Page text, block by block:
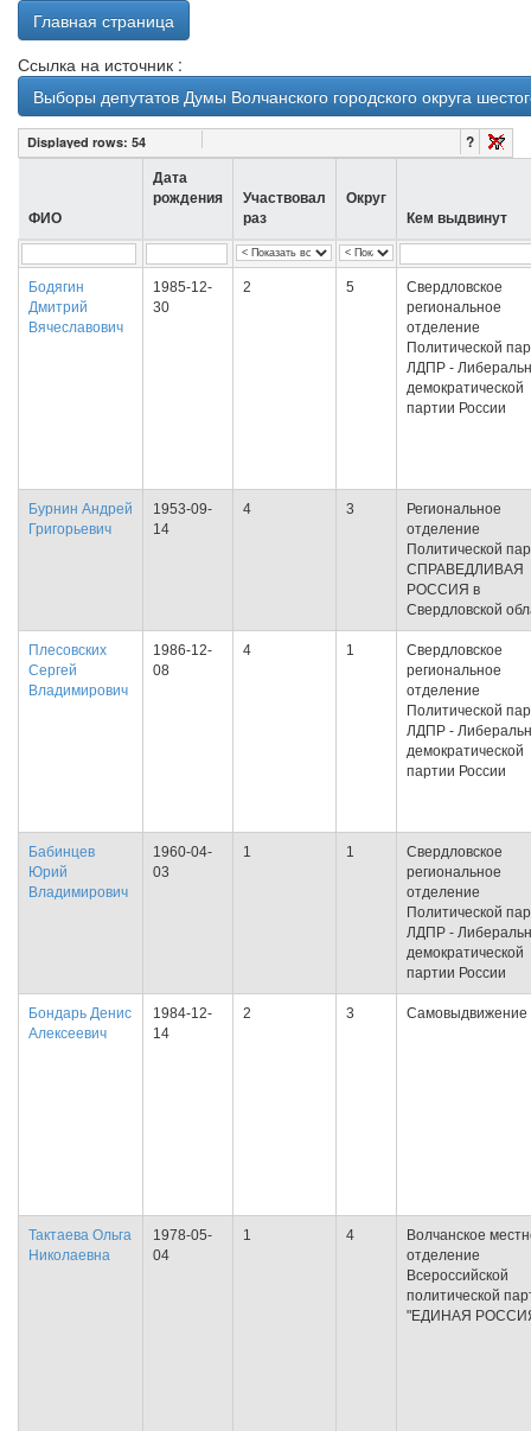
Главная страница
Ссылка на источник :
Выборы депутатов Думы Волчанского городского округа
Displayed rows: 54 ?
ФИО
Дата
рождения
Участвовал
раз
Округ
Кем выдвинут
Бодягин
Дмитрий
Вячеславович
1985-12-
30
2 5
Свердловское
региональное
отделение
Политической
ЛДПР -
демократической
партии России
Бурнин Андрей
Григорьевич
1953-09-
14
4 3
Региональное
отделение
Политической
СПРАВЕДЛИВАЯ
РОССИЯ в
Свердловской
Плесовских
Сергей
Владимирович
1986-12-
08
4 1
Свердловское
региональное
отделение
Политической
ЛДПР -
демократической
партии России
Бабинцев
Юрий
Владимирович
1960-04-
03
1 1
Свердловское
региональное
отделение
Политической
ЛДПР -
демократической
партии России
Бондарь Денис
Алексеевич
1984-12-
14
2 3 Самовыдвижение
Тактаева Ольга
Николаевна
1978-05-
04
1 4
Волчанское
отделение
Всероссийской
политической
"ЕДИНАЯ